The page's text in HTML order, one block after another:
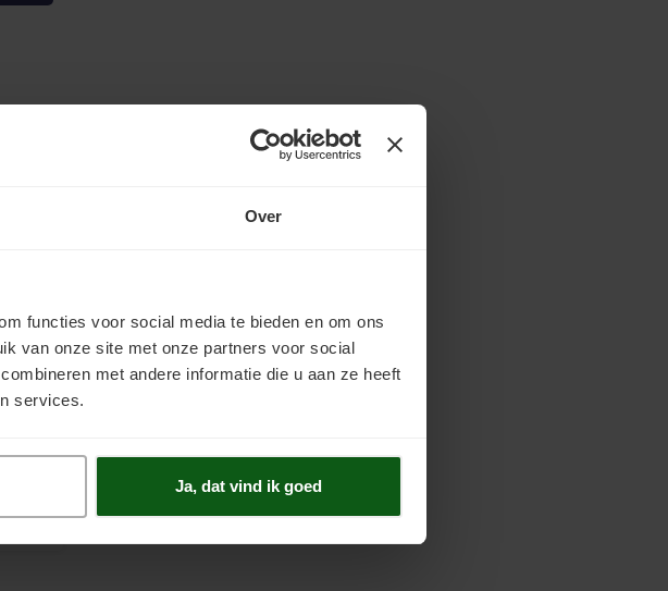
Over
functies voor social media te bieden en om ons
van onze site met onze partners voor social
met andere informatie die u aan ze heeft
services.
Ja, dat vind ik goed
de
25 en